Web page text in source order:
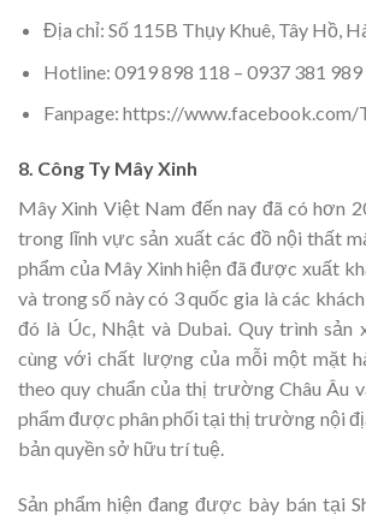
Địa chỉ: Số 115B Thụy Khuê, Tây Hồ,
Hotline: 0919 898 118 – 0937 381 989
Fanpage: https://www.facebook.com/
8. Công Ty Mây Xinh
Mây Xinh Việt Nam đến nay đã có hơn
trong lĩnh vực sản xuất các đồ nội thất
phẩm của Mây Xinh hiện đã được xuất
và trong số này có 3 quốc gia là các
đó là Úc, Nhật và Dubai. Quy trình sản
cùng với chất lượng của mỗi một mặt
theo quy chuẩn của thị trường Châu Âu
phẩm được phân phối tại thị trường nội
bản quyền sở hữu trí tuệ.
Sản phẩm hiện đang được bày bán tại